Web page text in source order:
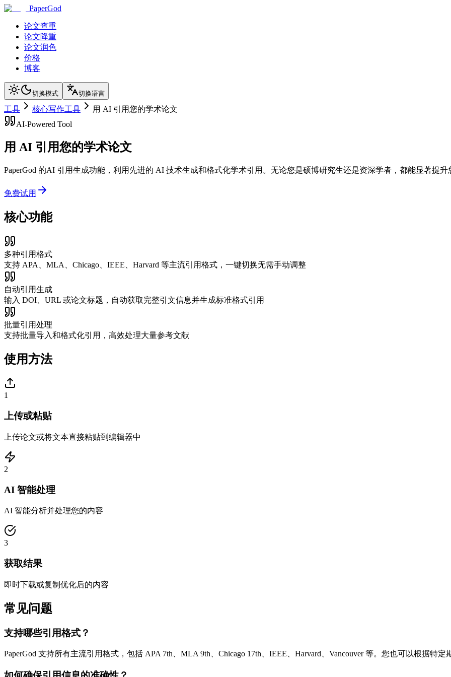
PaperGod
论文查重
论文降重
论文润色
价格
博客
切换模式 切换语言
工具 核心写作工具
用 AI 引用您的学术论文
AI-Powered Tool
用 AI 引用您的学术论文
PaperGod 的AI 引用生成功能，利用先进的 AI 技术生成和格式化学术引用。无论您是硕博研究生还是资深学者，都能显著提升
免费试用
核心功能
多种引用格式
支持 APA、MLA、Chicago、IEEE、Harvard 等主流引用格式，一键切换无需手动调整
自动引用生成
输入 DOI、URL 或论文标题，自动获取完整引文信息并生成标准格式引用
批量引用处理
支持批量导入和格式化引用，高效处理大量参考文献
使用方法
1
上传或粘贴
上传论文或将文本直接粘贴到编辑器中
2
AI 智能处理
AI 智能分析并处理您的内容
3
获取结果
即时下载或复制优化后的内容
常见问题
支持哪些引用格式？
PaperGod 支持所有主流引用格式，包括 APA 7th、MLA 9th、Chicago 17th、IEEE、Harvard、Vancouver 等。您也可以根据特定